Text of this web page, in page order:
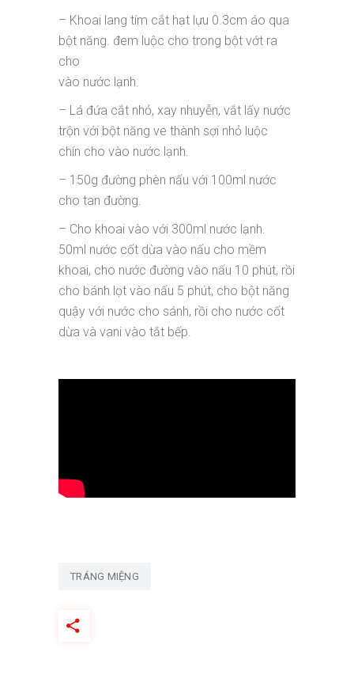
– Khoai lang tím cắt hạt lựu 0.3cm áo qua
bột năng. đem luộc cho trong bột vớt ra
cho
vào nước lạnh.
– Lá đứa cắt nhỏ, xay nhuyễn, vắt lấy nước
trộn với bột năng ve thành sợi nhỏ luộc
chín cho vào nước lạnh.
– 150g đường phèn nấu với 100ml nước
cho tan đường.
– Cho khoai vào với 300ml nước lạnh.
50ml nước cốt dừa vào nấu cho mềm
khoai, cho nước đường vào nấu 10 phút, rồi
cho bánh lọt vào nấu 5 phút, cho bột năng
quậy với nước cho sánh, rồi cho nước cốt
dừa và vani vào tắt bếp.
TRÁNG MIỆNG